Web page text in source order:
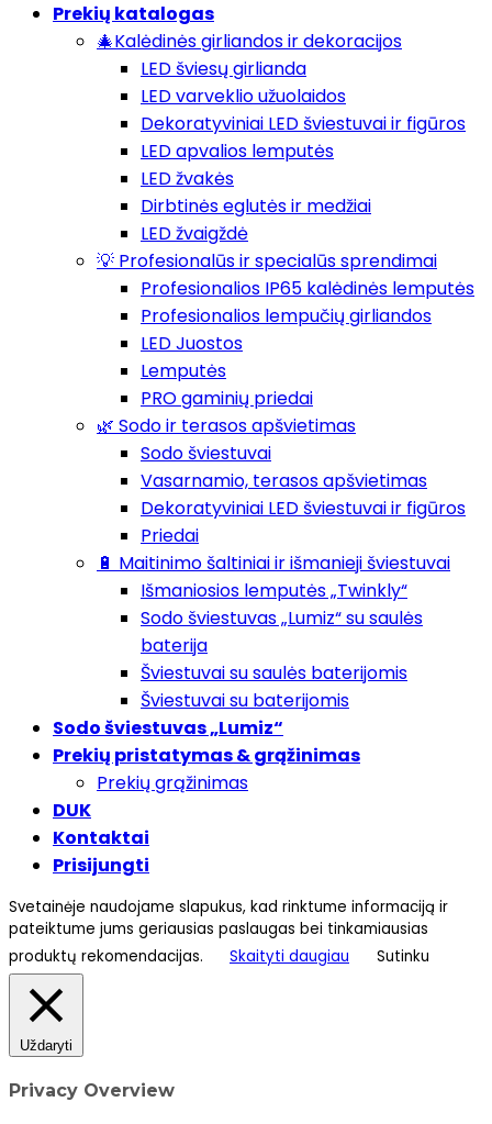
Prekių katalogas
🎄Kalėdinės girliandos ir dekoracijos
LED šviesų girlianda
LED varveklio užuolaidos
Dekoratyviniai LED šviestuvai ir figūros
LED apvalios lemputės
LED žvakės
Dirbtinės eglutės ir medžiai
LED žvaigždė
💡 Profesionalūs ir specialūs sprendimai
Profesionalios IP65 kalėdinės lemputės
Profesionalios lempučių girliandos
LED Juostos
Lemputės
PRO gaminių priedai
🌿 Sodo ir terasos apšvietimas
Sodo šviestuvai
Vasarnamio, terasos apšvietimas
Dekoratyviniai LED šviestuvai ir figūros
Priedai
🔋 Maitinimo šaltiniai ir išmanieji šviestuvai
Išmaniosios lemputės „Twinkly“
Sodo šviestuvas „Lumiz“ su saulės
baterija
Šviestuvai su saulės baterijomis
Šviestuvai su baterijomis
Sodo šviestuvas „Lumiz“
Prekių pristatymas & grąžinimas
Prekių grąžinimas
DUK
Kontaktai
Prisijungti
Svetainėje naudojame slapukus, kad rinktume informaciją ir
pateiktume jums geriausias paslaugas bei tinkamiausias
produktų rekomendacijas.
Skaityti daugiau Sutinku
Uždaryti
Privacy Overview